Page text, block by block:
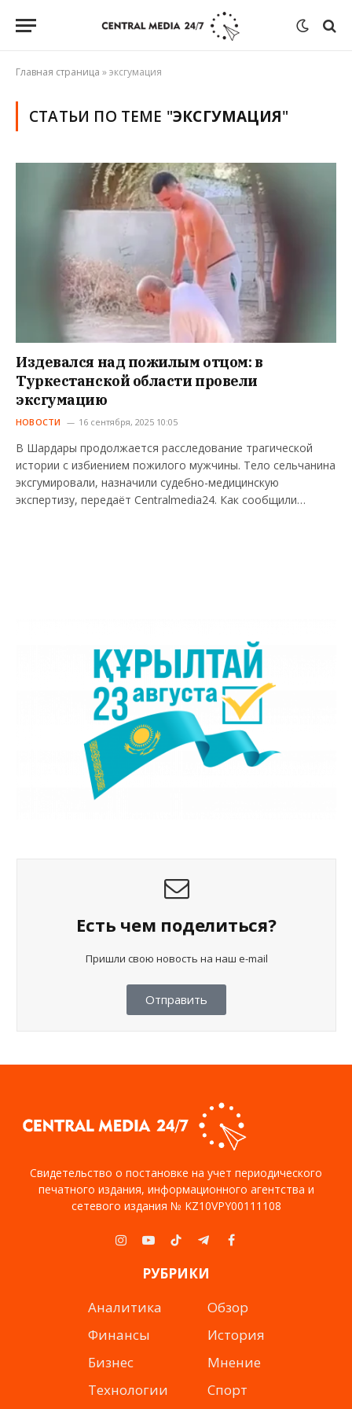
Главная страница »эксгумация
СТАТЬИ ПО ТЕМЕ "ЭКСГУМАЦИЯ"
Издевался над пожилым отцом: в
Туркестанской области провели
эксгумацию
НОВОСТИ 16 сентября, 2025 10:05
В Шардары продолжается расследование трагической
истории с избиением пожилого мужчины. Тело сельчанина
эксгумировали, назначили судебно-медицинскую
экспертизу, передаёт Centralmedia24. Как сообщили…
Есть чем поделиться?
Пришли свою новость на наш e-mail
Отправить
Свидетельство о постановке на учет периодического
печатного издания, информационного агентства и
сетевого издания № KZ10VPY00111108
Instagram
YouTubeTikTokTelegramFacebook
РУБРИКИ
Аналитика
Финансы
Бизнес
Технологии
Обзор
История
Мнение
Спорт